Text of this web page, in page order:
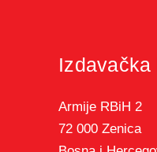
Izdavačka
Armije RBiH 2
72 000 Zenica